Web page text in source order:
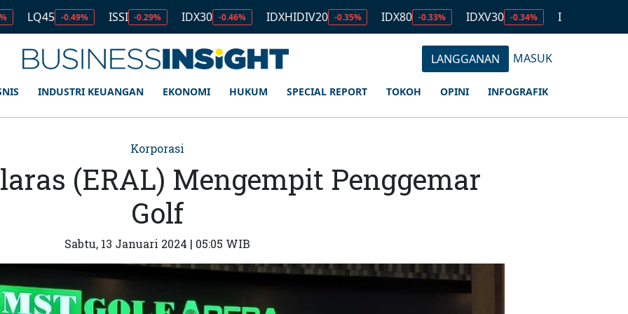
-0.49% ISSI -0.29% IDX30 -0.46% IDXHIDIV20 -0.35% IDX80 -0.33% IDXV30 -0.34% IDXQ30 -0.53%
LANGGANAN MASUK
INDUSTRI KEUANGAN EKONOMI HUKUM SPECIAL REPORT TOKOH OPINI INFOGRAFIK
Korporasi
(ERAL) Mengempit Penggemar
Golf
Sabtu, 13 Januari 2024 | 05:05 WIB